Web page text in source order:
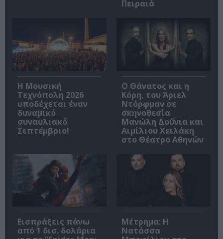
Πειραιά
Η Μουσική
Τεχνόπολη 2026
υποδέχεται έναν
δυναμικό
συναυλιακό
Σεπτέμβριο!
Ο Θάνατος και η
Κόρη, του Άριελ
Ντόρφμαν σε
σκηνοθεσία
Μανώλη Δούνια και
Αιμίλιου Χειλάκη
στο Θέατρο Αθηνών
Εισπράξεις πάνω
από 1 δισ. δολάρια
Μέτρημα: Η
Νατάσσα